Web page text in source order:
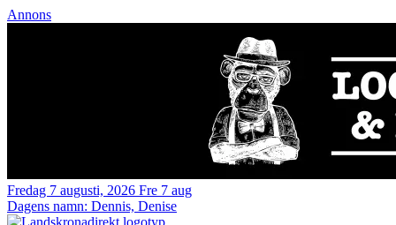
Annons
Fredag 7 augusti, 2026 Fre 7 aug
Dagens namn: Dennis, Denise